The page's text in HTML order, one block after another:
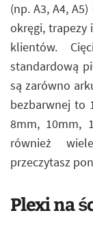
(np. A3, A4,
okręgi, trapezy
klientów.
standardową
są zarówno
bezbarwnej to
8mm, 10mm,
również
przeczytasz
Plexi na